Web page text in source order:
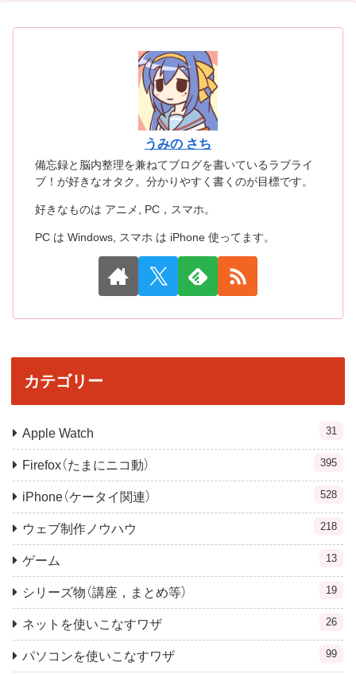
うみの さち
備忘録と脳内整理を兼ねてブログを書いているラブライ
ブ！が好きなオタク。分かりやすく書くのが目標です。
好きなものは アニメ, PC，スマホ。
PC は Windows, スマホ は iPhone 使ってます。
カテゴリー
Apple Watch 31
Firefox（たまにニコ動） 395
iPhone（ケータイ関連） 528
ウェブ制作ノウハウ 218
ゲーム 13
シリーズ物（講座，まとめ等） 19
ネットを使いこなすワザ 26
パソコンを使いこなすワザ 99